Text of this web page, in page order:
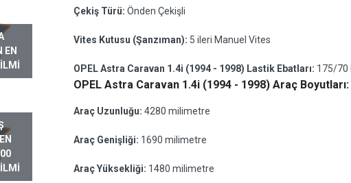
EN
Çekiş Türü: Önden Çekişli
Vites Kutusu (Şanzıman): 5 ileri Manuel Vites
OPEL Astra Caravan 1.4i (1994 - 1998) Lastik Ebatları: 175/70
OPEL Astra Caravan 1.4i (1994 - 1998) Araç Boyutları:
Araç Uzunluğu: 4280 milimetre
Araç Genişliği: 1690 milimetre
Araç Yüksekliği: 1480 milimetre